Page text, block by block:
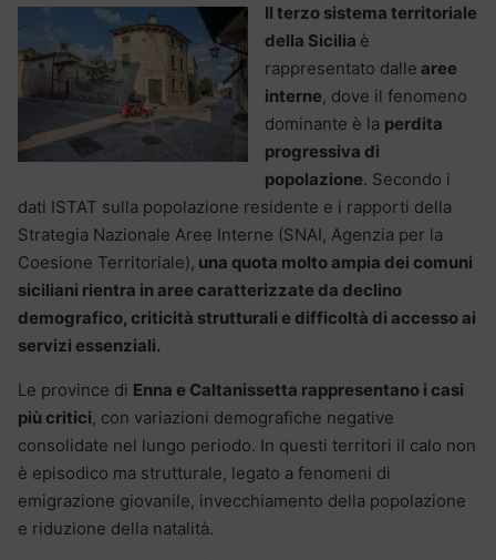
Il terzo sistema territoriale
della Sicilia è
rappresentato dalle aree
interne, dove il fenomeno
dominante è la perdita
progressiva di
popolazione. Secondo i
dati ISTAT sulla popolazione residente e i rapporti della
Strategia Nazionale Aree Interne (SNAI, Agenzia per la
Coesione Territoriale), una quota molto ampia dei comuni
siciliani rientra in aree caratterizzate da declino
demografico, criticità strutturali e difficoltà di accesso ai
servizi essenziali.
Le province di Enna e Caltanissetta rappresentano i casi
più critici, con variazioni demografiche negative
consolidate nel lungo periodo. In questi territori il calo non
è episodico ma strutturale, legato a fenomeni di
emigrazione giovanile, invecchiamento della popolazione
e riduzione della natalità.